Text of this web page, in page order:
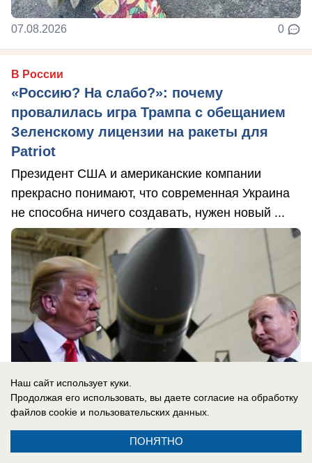
07.08.2026 0
В России
«Россию? На слабо?»: почему
провалилась игра Трампа с обещанием
Зеленскому лицензии на ракеты для
Patriot
Президент США и американские компании
прекрасно понимают, что современная Украина
не способна ничего создавать, нужен новый ...
08.08.2026 0
Наш сайт использует куки.
Продолжая его использовать, вы даете согласие на обработку
файлов cookie и пользовательских данных.
ПОНЯТНО